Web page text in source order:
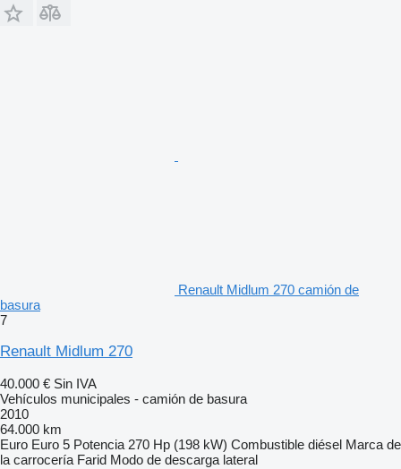
Renault Midlum 270 camión de
basura
7
Renault Midlum 270
40.000 € Sin IVA
Vehículos municipales - camión de basura
2010
64.000 km
Euro Euro 5 Potencia 270 Hp (198 kW) Combustible diésel Marca de
la carrocería Farid Modo de descarga lateral